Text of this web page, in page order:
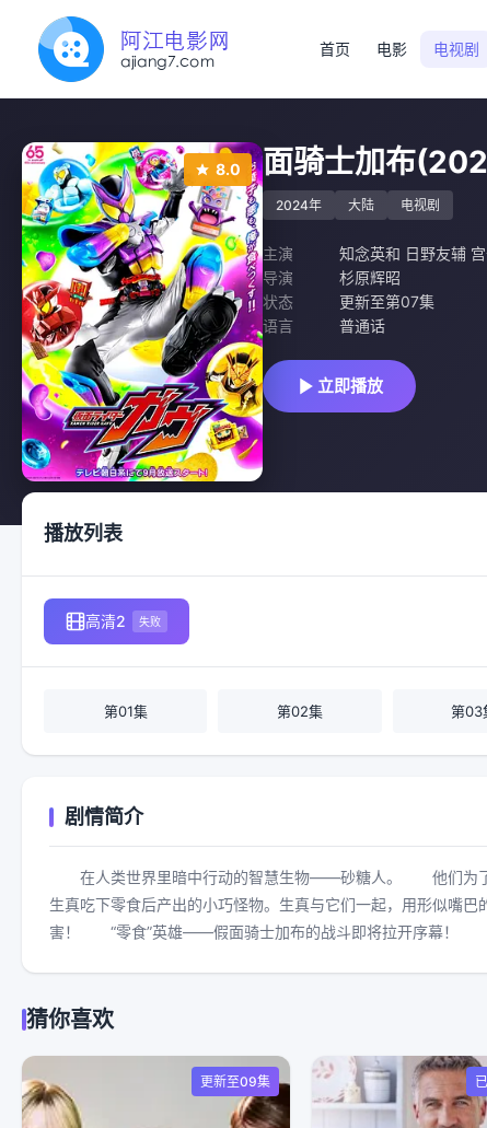
首页 电影 电视剧
8.0 面骑士加布
2024年 大陆 电视剧
主演
知念英和 日野友辅
导演
杉原辉昭
状态
更新至第07集
语言
普通话
立即播放
播放列表
高清2 失败
第01集 第02集 第03
剧情简介
在人类世界里暗中行动的智慧生物——砂糖人。 他们为
生真吃下零食后产出的小巧怪物。生真与它们一起，用形似
害！ “零食”英雄——假面骑士加布的战斗即将拉开序幕！
猜你喜欢
更新至09集